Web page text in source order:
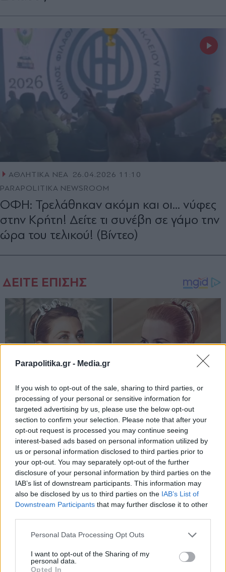
Parapolitika.gr - Media.gr
If you wish to opt-out of the sale, sharing to third parties, or
processing of your personal or sensitive information for
targeted advertising by us, please use the below opt-out
section to confirm your selection. Please note that after your
opt-out request is processed you may continue seeing
interest-based ads based on personal information utilized by
us or personal information disclosed to third parties prior to
your opt-out. You may separately opt-out of the further
disclosure of your personal information by third parties on the
IAB’s list of downstream participants. This information may
also be disclosed by us to third parties on the IAB’s List of
Downstream Participants that may further disclose it to other
Personal Data Processing Opt Outs
I want to opt-out of the Sharing of my
personal data.
Opted In
ΑΘΛΗΤΙΚΑ ΝΕΑ 26.04.2026 11:10
PARAPOLITIKA NEWSROOM
ΟΦΗ: Τρελάθηκαν ακόμη και οι... νύφες
στην Κρήτη! Δείτε τι συνέβη σε γάμο την
ώρα του τελικού! (Βίντεο)
Εγγραφή στο newsletter